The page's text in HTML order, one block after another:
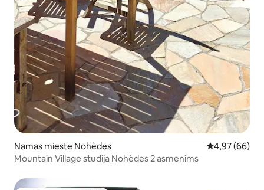
Namas mieste Nohèdes Vidutinis
4,97 (66)
Mountain Village studija Nohèdes 2 asmenims